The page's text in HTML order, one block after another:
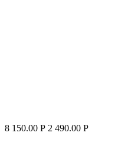
8 150.00 Р 2 490.00 Р